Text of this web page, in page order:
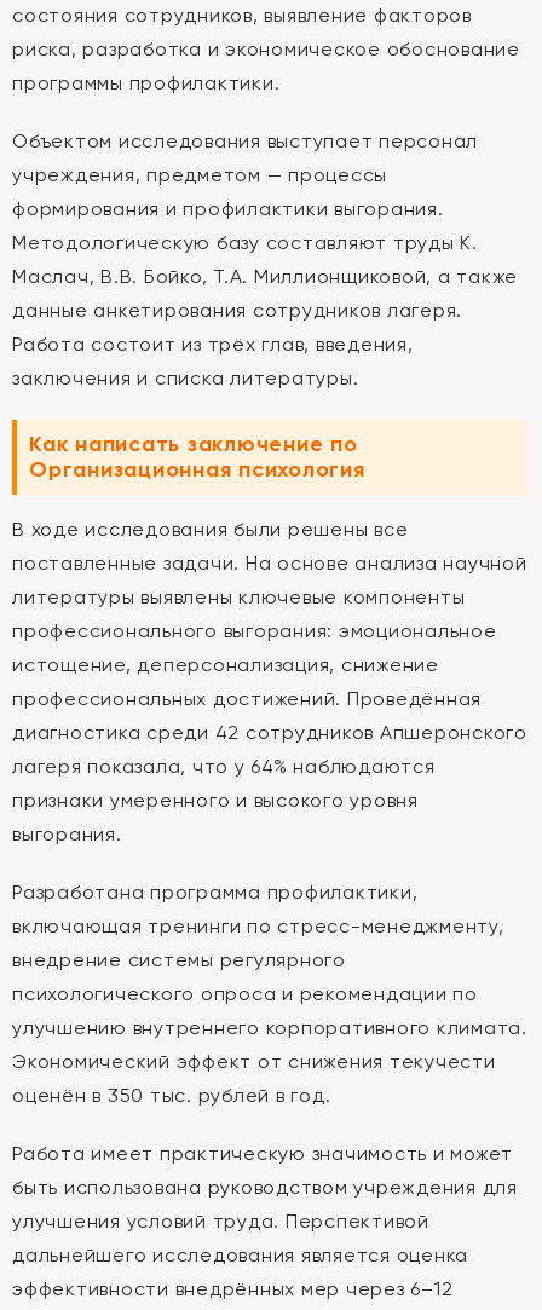
состояния сотрудников, выявление факторов
риска, разработка и экономическое обоснование
программы профилактики.
Объектом исследования выступает персонал
учреждения, предметом — процессы
формирования и профилактики выгорания.
Методологическую базу составляют труды К.
Маслач, В.В. Бойко, Т.А. Миллионщиковой, а также
данные анкетирования сотрудников лагеря.
Работа состоит из трёх глав, введения,
заключения и списка литературы.
Как написать заключение по
Организационная психология
В ходе исследования были решены все
поставленные задачи. На основе анализа научной
литературы выявлены ключевые компоненты
профессионального выгорания: эмоциональное
истощение, деперсонализация, снижение
профессиональных достижений. Проведённая
диагностика среди 42 сотрудников Апшеронского
лагеря показала, что у 64% наблюдаются
признаки умеренного и высокого уровня
выгорания.
Разработана программа профилактики,
включающая тренинги по стресс-менеджменту,
внедрение системы регулярного
психологического опроса и рекомендации по
улучшению внутреннего корпоративного климата.
Экономический эффект от снижения текучести
оценён в 350 тыс. рублей в год.
Работа имеет практическую значимость и может
быть использована руководством учреждения для
улучшения условий труда. Перспективой
дальнейшего исследования является оценка
эффективности внедрённых мер через 6–12